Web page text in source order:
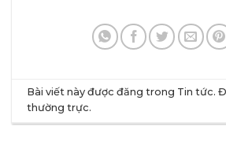
Bài viết này được đăng trong Tin tức.
thường trực.